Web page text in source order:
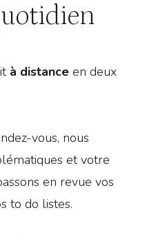
à distance en deux
vous, nous
et votre
en revue vos
to do listes.